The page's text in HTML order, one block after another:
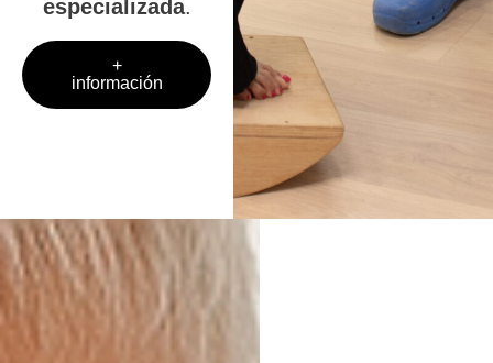
especializada.
+
información